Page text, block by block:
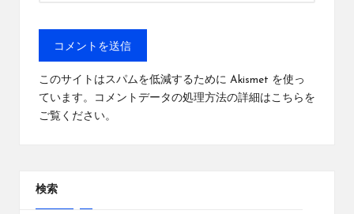
このサイトはスパムを低減するために Akismet を使っ
ています。
コメントデータの処理方法の詳細はこちらを
ご覧ください。
検索